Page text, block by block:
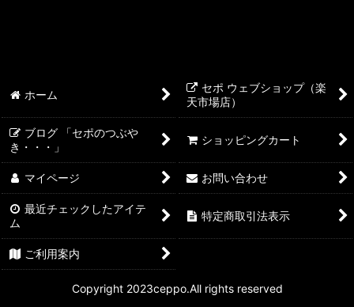
SICCE
ZOOX
ORCA
maxspect
ホーム
セポ ウェブショップ（楽
天市場店）
ブログ 「セポのつぶや
き・・・」
ショッピングカート
マイページ お問い合わせ
最近チェックしたアイテ
ム
特定商取引法表示
ご利用案内
Copyright 2023ceppo.All rights reserved